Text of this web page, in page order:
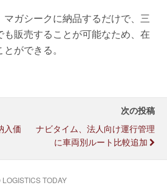
マガシークに納品するだけで、三
販売することが可能なため、在
ができる。
入価
次の投稿
ナビタイム、法人向け運行管理
に車両別ルート比較追加
TODAY